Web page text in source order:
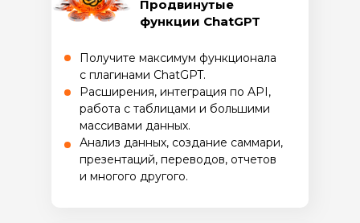
Получите максимум функционала
с плагинами ChatGPT.
Расширения, интеграция по API,
работа с таблицами и большими
массивами данных.
Анализ данных, создание саммари,
презентаций, переводов, отчетов
и многого другого.
Продвинутые
функции ChatGPT